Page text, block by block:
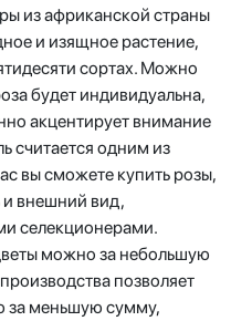
из африканской страны
и изящное растение,
сортах. Можно
будет индивидуальна,
акцентирует внимание
считается одним из
вы сможете купить розы,
внешний вид,
селекционерами.
можно за небольшую
позволяет
за меньшую сумму,